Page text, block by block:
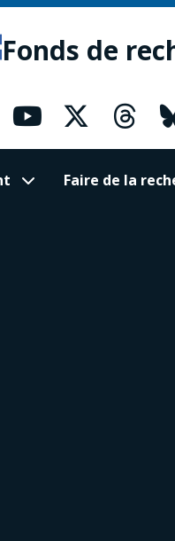
Fonds de
Faire de la